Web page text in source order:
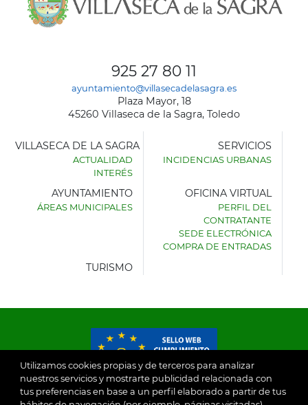
Utilizamos cookies propias y de terceros para analizar
nuestros servicios y mostrarte publicidad relacionada con
tus preferencias en base a un perfil elaborado a partir de tus
925 27 80 11
ayuntamiento@villasecadelasagra.es
Plaza Mayor, 18
45260 Villaseca de la Sagra, Toledo
AYUNTAMIENTO
VILLASECA DE LA SAGRA
ACTUALIDAD
INTERÉS
SERVICIOS
INCIDENCIAS URBANAS
AYUNTAMIENTO
ÁREAS MUNICIPALES
OFICINA VIRTUAL
PERFIL DEL
CONTRATANTE
SEDE ELECTRÓNICA
COMPRA DE ENTRADAS
TURISMO
© 2026